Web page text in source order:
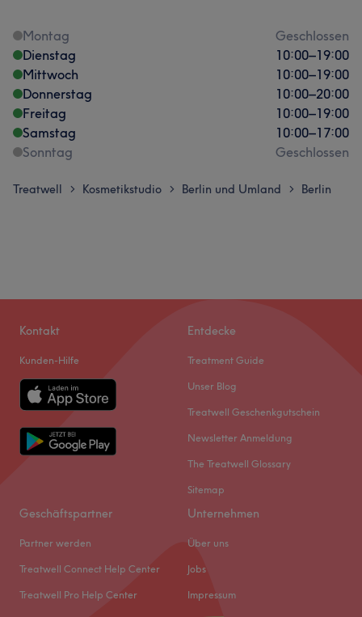
Montag
Geschlossen
Dienstag
10:00–19:00
Mittwoch
10:00–19:00
Donnerstag
10:00–20:00
Freitag
10:00–19:00
Samstag
10:00–17:00
Sonntag
Geschlossen
Treatwell > Kosmetikstudio > Berlin und Umland > Berlin
Kontakt
Kunden-Hilfe
Entdecke
Treatment Guide
Unser Blog
Treatwell Geschenkgutschein
Newsletter Anmeldung
The Treatwell Glossary
Sitemap
Geschäftspartner
Partner werden
Treatwell Connect Help Center
Treatwell Pro Help Center
Unternehmen
Über uns
Jobs
Impressum